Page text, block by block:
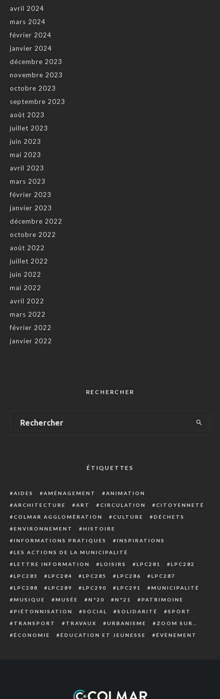
avril 2024
mars 2024
février 2024
janvier 2024
décembre 2023
novembre 2023
octobre 2023
septembre 2023
août 2023
juillet 2023
juin 2023
mai 2023
avril 2023
mars 2023
février 2023
janvier 2023
décembre 2022
octobre 2022
août 2022
juillet 2022
juin 2022
mai 2022
avril 2022
mars 2022
février 2022
janvier 2022
RECHERCHER
ÉTIQUETTES
AIDES AMÉNAGEMENT
ANIMATION
ARCHITECTURE
ART CIRCULATION
CITOYENNETÉ
COLMAR AGGLOMÉRATION
CULTURE
DÉCHETS
ENVIRONNEMENT
HISTOIRE
INFORMATIONS PRATIQUES
INSPIRATIONS
LES ACTIONS DE LA MUNICIPALITÉ
LETTRE INFORMATION
LOISIRS LPC281
LPC282
LPC283
LPC284 LPC285 LPC286
LPC287
LPC288
LPC289 LPC290 LPC291
MUNICIPALITÉ
MUSIQUE
MUSÉE N°20 N°21
PATRIMOINE
PIÉTONNISATION
SOCIAL SOLIDARITÉ
SPORT
TRANSPORT
TRAVAUX URBANISME
ZOOM SUR…
ÉCONOMIE
ÉDUCATION ET JEUNESSE ÉVÈNEMENT